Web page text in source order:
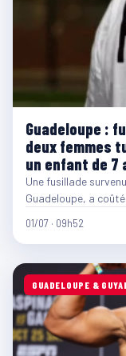
Guadeloupe :
deux femmes
un enfant de 7
Une fusillade
Guadeloupe, a
01/07 · 09h52
GUADELOUPE &